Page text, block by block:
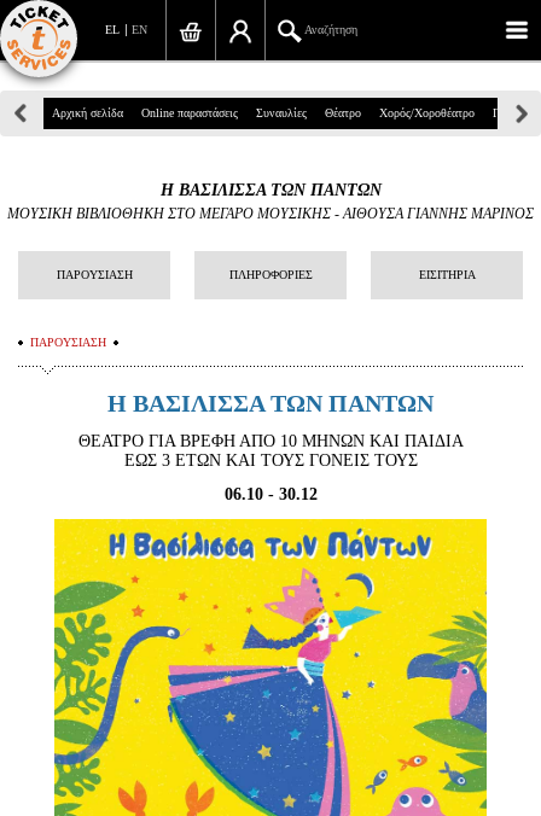
EN
EL Αναζήτηση
Πανεπιστημίου 39, Αθήνα
info@ticketservices.gr
Αναζήτηση
Σύνδεση/Εγγραφή
Αναζήτηση παραγγελίας
Προσωπικά Δεδομένα
Πληροφορίες
Είσοδος διαχειριστή
Αρχική σελίδα Online παραστάσεις Συναυλίες Θέατρο Χορός/Χοροθέατρο Παιδικά
Η ΒΑΣΙΛΙΣΣΑ ΤΩΝ ΠΑΝΤΩΝ
ΜΟΥΣΙΚΗ ΒΙΒΛΙΟΘΗΚΗ ΣΤΟ ΜΕΓΑΡΟ ΜΟΥΣΙΚΗΣ -ΑΙΘΟΥΣΑ ΓΙΑΝΝΗΣ ΜΑΡΙΝΟΣ
ΠΑΡΟΥΣΙΑΣΗ ΠΛΗΡΟΦΟΡΙΕΣ ΕΙΣΙΤΗΡΙΑ
ΠΑΡΟΥΣΙΑΣΗ
Η ΒΑΣΙΛΙΣΣΑ ΤΩΝ ΠΑΝΤΩΝ
ΘΕΑΤΡΟ ΓΙΑ ΒΡΕΦΗ ΑΠΟ 10 ΜΗΝΩΝ ΚΑΙ ΠΑΙΔΙΑ
ΕΩΣ 3 ΕΤΩΝ ΚΑΙ ΤΟΥΣ ΓΟΝΕΙΣ ΤΟΥΣ
06.10 - 30.12